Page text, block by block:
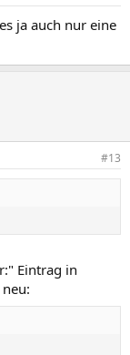
ja auch nur eine
#13
Eintrag in